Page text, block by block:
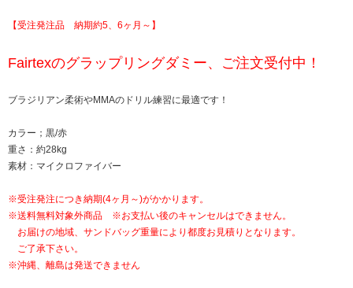
【受注発注品 納期約5、6ヶ月～】
Fairtexのグラップリングダミー、ご注文受付中！
ブラジリアン柔術やMMAのドリル練習に最適です！
カラー；黒/赤
重さ：約28kg
素材：マイクロファイバー
※受注発注につき納期(4ヶ月～)がかかります。
※送料無料対象外商品 ※お支払い後のキャンセルはできません。
お届けの地域、サンドバッグ重量により都度お見積りとなります。
ご了承下さい。
※沖縄、離島は発送できません